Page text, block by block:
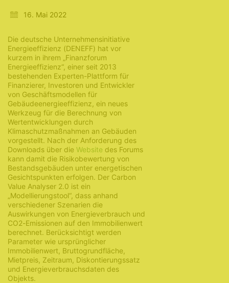
16. Mai 2022
Die deutsche Unternehmensinitiative
Energieeffizienz (DENEFF) hat vor
kurzem in ihrem „Finanzforum
Energieeffizienz“, einer seit 2013
bestehenden Experten-Plattform für
Finanzierer, Investoren und Entwickler
von Geschäftsmodellen für
Gebäudeenergieeffizienz, ein neues
Werkzeug für die Berechnung von
Wertentwicklungen durch
Klimaschutzmaßnahmen an Gebäuden
vorgestellt. Nach der Anforderung des
Downloads über die Website des Forums
kann damit die Risikobewertung von
Bestandsgebäuden unter energetischen
Gesichtspunkten erfolgen. Der Carbon
Value Analyser 2.0 ist ein
„Modellierungstool“, dass anhand
verschiedener Szenarien die
Auswirkungen von Energieverbrauch und
CO2-Emissionen auf den Immobilienwert
berechnet. Berücksichtigt werden
Parameter wie ursprünglicher
Immobilienwert, Bruttogrundfläche,
Mietpreis, Zeitraum, Diskontierungssatz
und Energieverbrauchsdaten des
Objekts.